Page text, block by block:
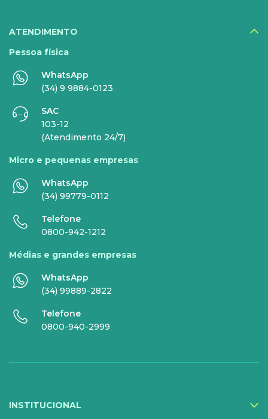
Veja todos serviços
EMPRESAS
INTERNET
Internet Fibra
Comunicação de Dados
Super Wi-Fi
Internet Essence
SERVIÇOS
DIGITAIS
Compartilhe Energia
Exa Segurança
ATENDIMENTO
Pessoa física
WhatsApp
(34) 9 9884-0123
SAC
103-12
(Atendimento 24/7)
Micro e pequenas empresas
WhatsApp
(34) 99779-0112
Telefone
0800-942-1212
Médias e grandes empresas
WhatsApp
(34) 99889-2822
Telefone
0800-940-2999
INSTITUCIONAL